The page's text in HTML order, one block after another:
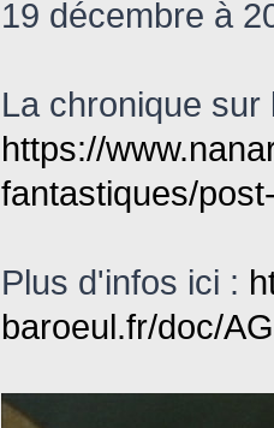
19 décembre à
La chronique sur
https://
fantastiques/
Plus d'infos ici :
baroeul.fr/doc/